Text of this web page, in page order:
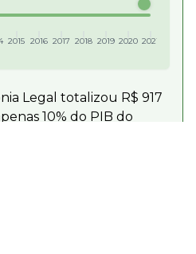
2015 2016 2017 2018 2019 2020 2021
Legal totalizou R$ 917
10% do PIB do